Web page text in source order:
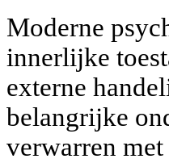
Moderne
innerlijke
externe
belangrijke
verwarren